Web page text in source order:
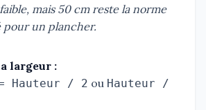
mais 50 cm reste la norme
pour un plancher.
largeur :
Hauteur / 2 ou Hauteur /